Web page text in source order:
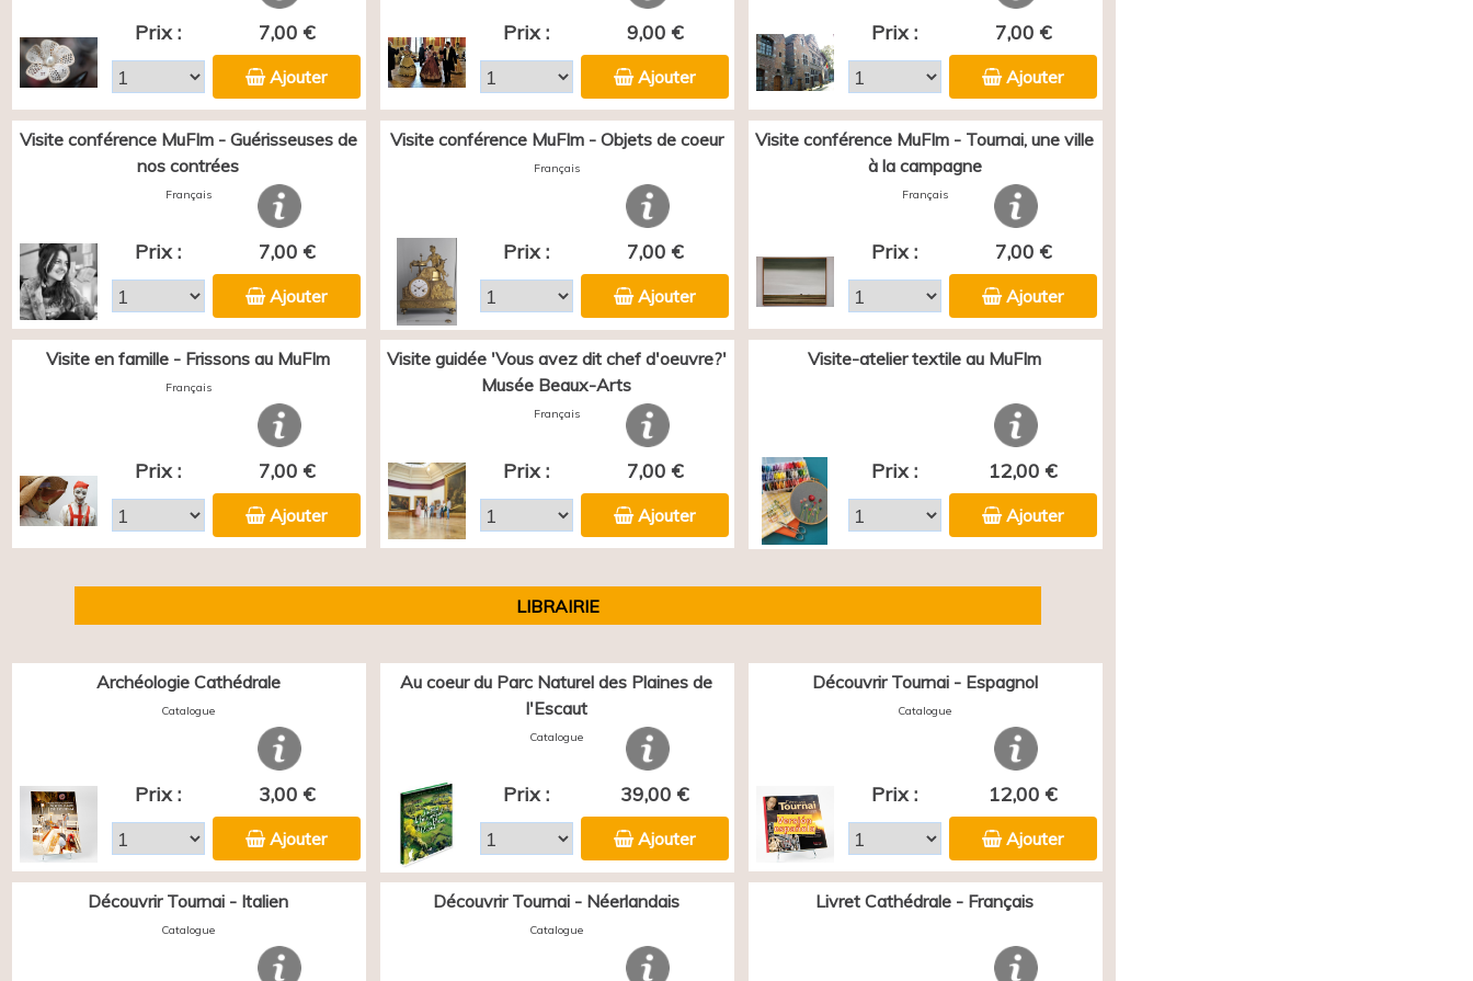
Prix : 7,00 €
Ajouter
Prix : 9,00 €
Ajouter
Prix : 7,00 €
Ajouter
Visite conférence MuFIm - Guérisseuses de
nos contrées
Français
Prix : 7,00 €
Ajouter
Visite conférence MuFIm - Objets de coeur
Français
Prix : 7,00 €
Ajouter
Visite conférence MuFIm - Tournai, une ville
à la campagne
Français
Prix : 7,00 €
Ajouter
Visite en famille - Frissons au MuFIm
Français
Prix : 7,00 €
Ajouter
Visite guidée 'Vous avez dit chef d'oeuvre?'
Musée Beaux-Arts
Français
Prix : 7,00 €
Ajouter
Visite-atelier textile au MuFIm
Prix : 12,00 €
Ajouter
LIBRAIRIE
Archéologie Cathédrale
Catalogue
Prix : 3,00 €
Ajouter
Au coeur du Parc Naturel des Plaines de
l'Escaut
Catalogue
Prix : 39,00 €
Ajouter
Découvrir Tournai - Espagnol
Catalogue
Prix : 12,00 €
Ajouter
Découvrir Tournai - Italien
Catalogue
Découvrir Tournai - Néerlandais
Catalogue
Livret Cathédrale - Français